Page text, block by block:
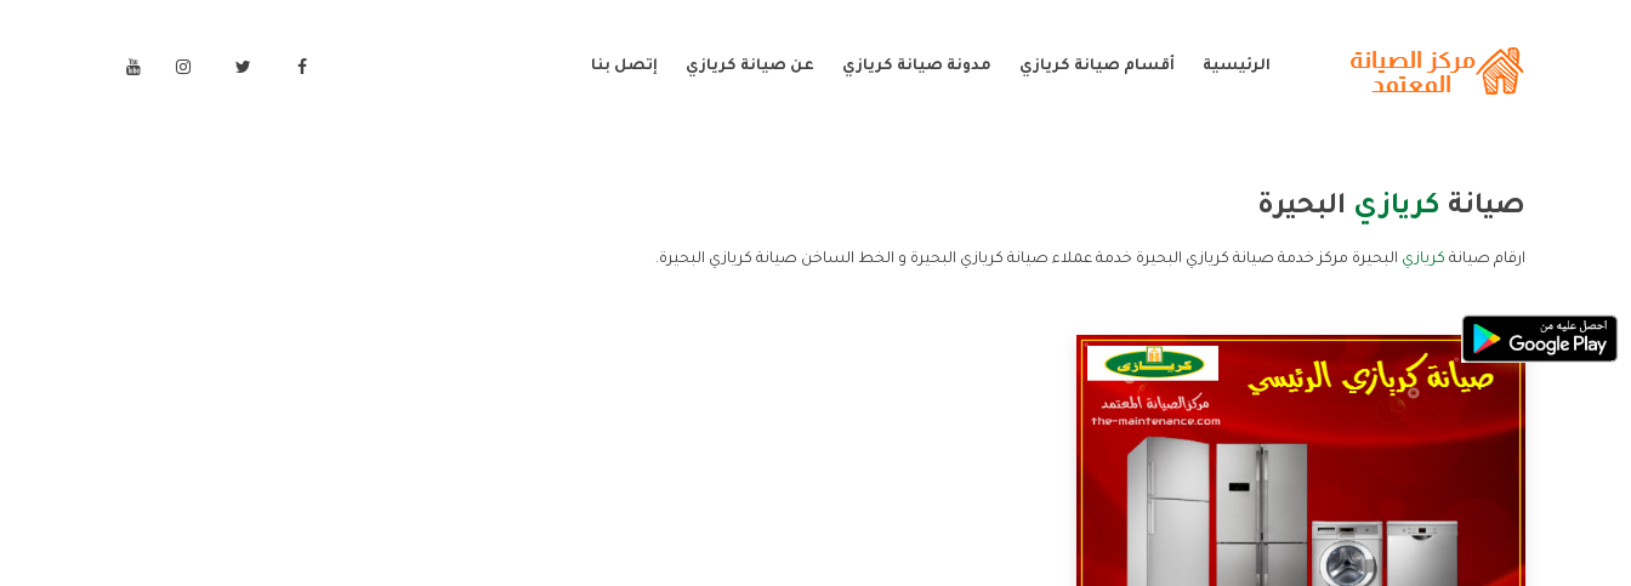
الرئيسية أقسام صيانة كريازي مدونة صيانة كريازي عن صيانة كريازي إتصل بنا
صيانة كريازي البحيرة
ارقام صيانة كريازي البحيرة مركز خدمة صيانة كريازي البحيرة خدمة عملاء صيانة كريازي البحيرة و الخط الساخن صيانة كريازي البحيرة.